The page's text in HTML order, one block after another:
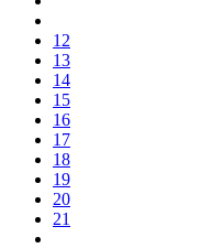
12
13
14
15
16
17
18
19
20
21